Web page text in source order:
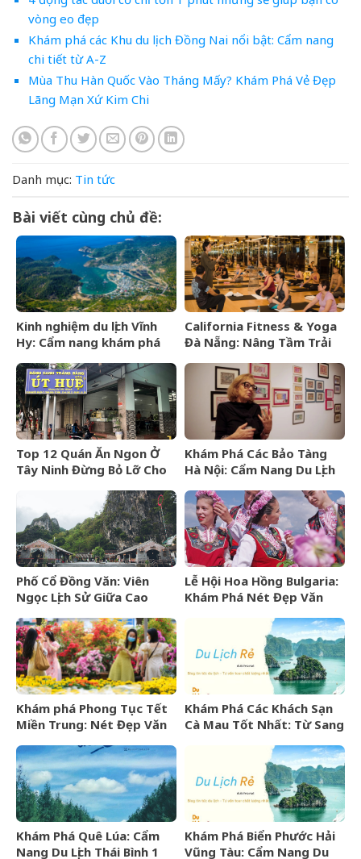
vòng eo đẹp
Khám phá các Khu du lịch Đồng Nai nổi bật: Cẩm nang
chi tiết từ A-Z
Mùa Thu Hàn Quốc Vào Tháng Mấy? Khám Phá Vẻ Đẹp
Lãng Mạn Xứ Kim Chi
Danh mục: Tin tức
Bài viết cùng chủ đề:
Kinh nghiệm du lịch Vĩnh
Hy: Cẩm nang khám phá
Ninh Thuận
California Fitness & Yoga
Đà Nẵng: Nâng Tầm Trải
Top 12 Quán Ăn Ngon Ở
Tây Ninh Đừng Bỏ Lỡ Cho
Khám Phá Các Bảo Tàng
Hà Nội: Cẩm Nang Du Lịch
Phố Cổ Đồng Văn: Viên
Ngọc Lịch Sử Giữa Cao
Lễ Hội Hoa Hồng Bulgaria:
Khám Phá Nét Đẹp Văn
Khám phá Phong Tục Tết
Miền Trung: Nét Đẹp Văn
Khám Phá Các Khách Sạn
Cà Mau Tốt Nhất: Từ Sang
Khám Phá Quê Lúa: Cẩm
Nang Du Lịch Thái Bình 1
Khám Phá Biển Phước Hải
Vũng Tàu: Cẩm Nang Du